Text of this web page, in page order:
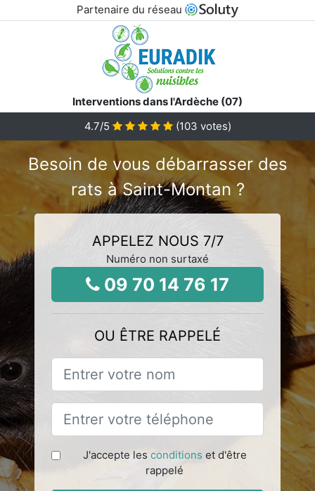
Partenaire du réseau
Interventions dans l'Ardèche (07)
4.7/5 (103 votes)
Besoin de vous débarrasser des
rats à Saint-Montan ?
APPELEZ NOUS 7/7
Numéro non surtaxé
09 70 14 76 17
OU ÊTRE RAPPELÉ
J'accepte les conditions et d'être
rappelé